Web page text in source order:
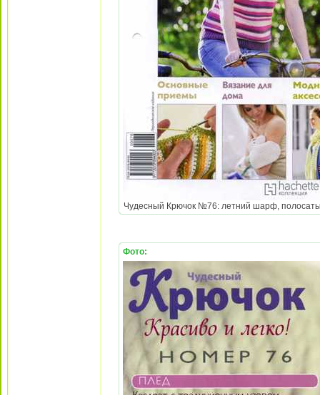
Чудесный Крючок №76: летний шарф,
Фото: